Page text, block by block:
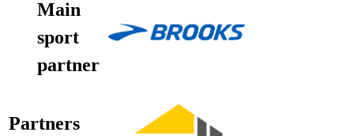
Main
sport
partner
Partners